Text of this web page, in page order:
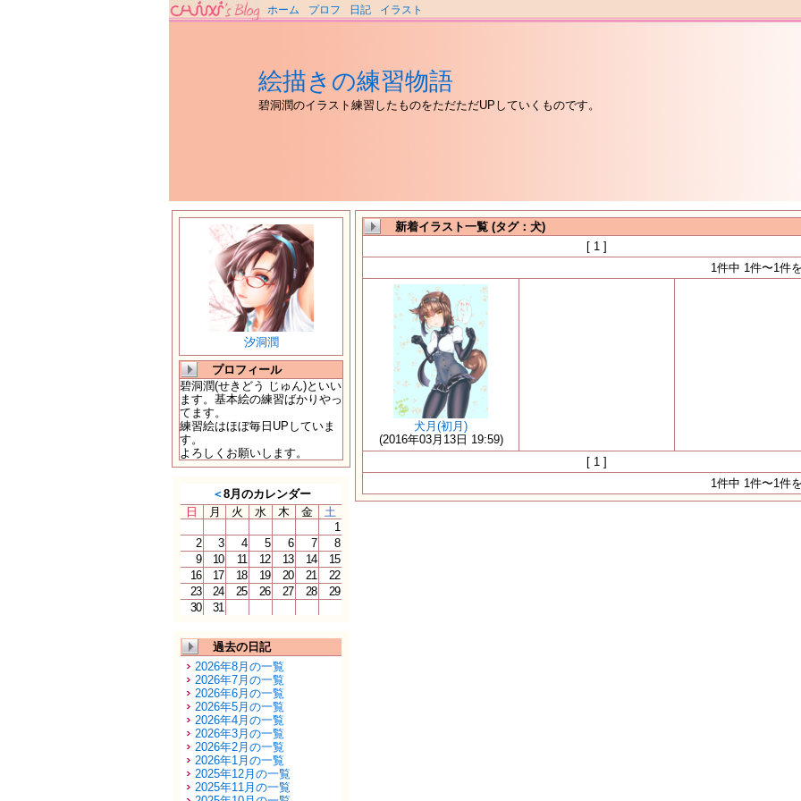
ホーム プロフ 日記 イラスト
絵描きの練習物語
碧洞潤のイラスト練習したものをただただUPしていくものです。
汐洞潤
プロフィール
碧洞潤(せきどう じゅん)といい
ます。基本絵の練習ばかりやっ
てます。
練習絵はほぼ毎日UPしていま
す。
よろしくお願いします。
＜8月のカレンダー
日
月 火 水 木 金
土
1
2
3 4 5 6 7
8
9
10 11 12 13 14
15
16
17 18 19 20 21
22
23
24 25 26 27 28
29
30
31
過去の日記
2026年8月の一覧
2026年7月の一覧
2026年6月の一覧
2026年5月の一覧
2026年4月の一覧
2026年3月の一覧
2026年2月の一覧
2026年1月の一覧
2025年12月の一覧
2025年11月の一覧
新着イラスト一覧 (タグ：犬)
[ 1 ]
1件中 1件〜1件
犬月(初月)
(2016年03月13日 19:59)
[ 1 ]
1件中 1件〜1件